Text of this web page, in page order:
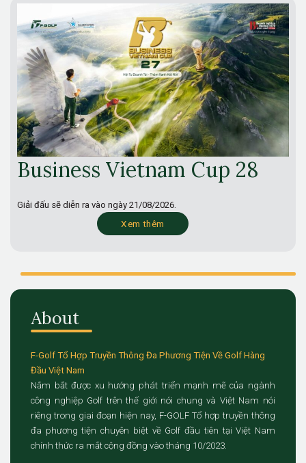
Business Vietnam Cup 28
Giải đấu sẽ diễn ra vào ngày 21/08/2026.
Xem thêm
About
F-Golf Tổ Hợp Truyền Thông Đa Phương Tiện Về Golf Hàng
Đầu Việt Nam
Nắm bắt được xu hướng phát triển mạnh mẽ của ngành
công nghiệp Golf trên thế giới nói chung và Việt Nam nói
riêng trong giai đoạn hiện nay, F-GOLF Tổ hợp truyền thông
đa phương tiện chuyên biệt về Golf đầu tiên tại Việt Nam
chính thức ra mắt cộng đồng vào tháng 10/2023.